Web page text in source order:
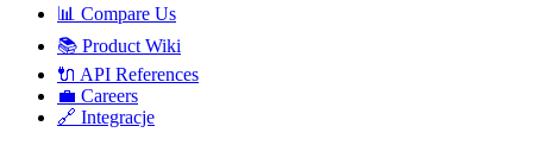
📊 Compare Us
📚 Product Wiki
🔌 API References
💼 Careers
🔗 Integracje